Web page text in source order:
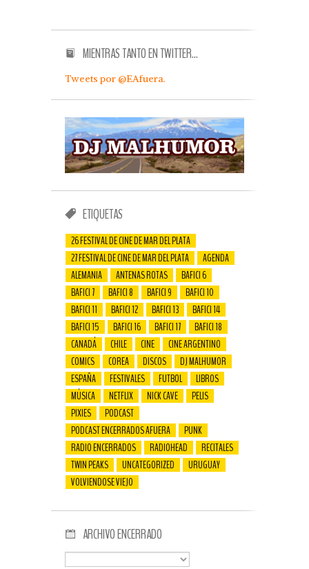
MIENTRAS TANTO EN TWITTER…
Tweets por @EAfuera.
ETIQUETAS
26 FESTIVAL DE CINE DE MAR DEL PLATA
27 FESTIVAL DE CINE DE MAR DEL PLATA
AGENDA
ALEMANIA
ANTENAS ROTAS
BAFICI 6
BAFICI 7
BAFICI 8 BAFICI 9
BAFICI 10
BAFICI 11
BAFICI 12 BAFICI 13
BAFICI 14
BAFICI 15
BAFICI 16 BAFICI 17
BAFICI 18
CANADÁ
CHILE CINE
CINE ARGENTINO
COMICS
COREA DISCOS
DJ MALHUMOR
ESPAÑA
FESTIVALES FUTBOL
LIBROS
MÚSICA
NETFLIX NICK CAVE
PELIS
PIXIES
PODCAST
PODCAST ENCERRADOS AFUERA
PUNK
RADIO ENCERRADOS
RADIOHEAD
RECITALES
TWIN PEAKS
UNCATEGORIZED
URUGUAY
VOLVIENDOSE VIEJO
ARCHIVO ENCERRADO